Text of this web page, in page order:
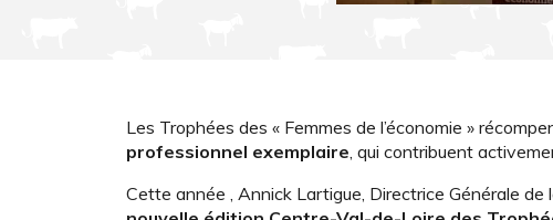
Les Trophées des « Femmes de l’économie »
professionnel exemplaire , qui contribuent
Cette année , Annick Lartigue, Directrice Générale